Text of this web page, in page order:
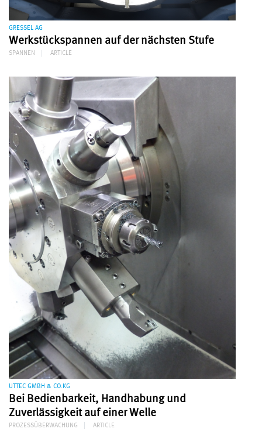
GRESSEL AG
Werkstückspannen auf der nächsten Stufe
SPANNEN ARTICLE
UTTEC GMBH & CO.KG
Bei Bedienbarkeit, Handhabung und
Zuverlässigkeit auf einer Welle
PROZESSÜBERWACHUNG ARTICLE